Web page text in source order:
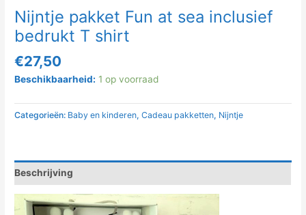
Nijntje pakket Fun at sea inclusief
bedrukt T shirt
€27,50
Beschikbaarheid: 1 op voorraad
Categorieën: Baby en kinderen,Cadeau pakketten, Nijntje
Beschrijving